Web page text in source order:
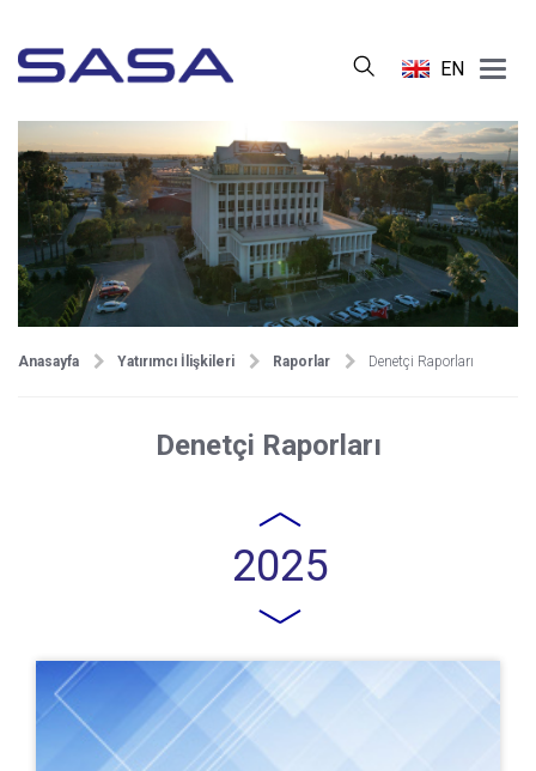
EN
Main
Menu
Anasayfa Yatırımcı İlişkileri Raporlar Denetçi Raporları
Denetçi Raporları
2025